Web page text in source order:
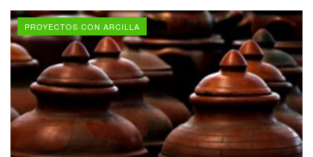
PROYECTOS CON ARCILLA